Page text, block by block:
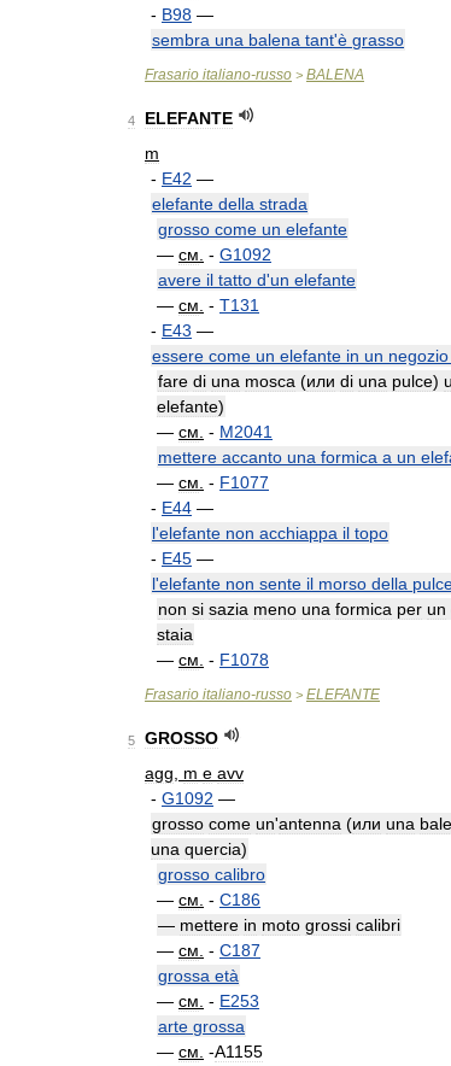
- B98 —
sembra una balena tant'è grasso
Frasario italiano-russo > BALENA
4
ELEFANTE
m
- E42 —
elefante della strada
grosso come un elefante
— см - G1092
avere il tatto d'un elefante
— см - T131
- E43 —
essere come un elefante in un negozio
fare di una mosca (или di una pulce)
elefante)
— см - M2041
mettere accanto una formica a un
— см - F1077
- E44 —
l'elefante non acchiappa il topo
- E45 —
l'elefante non sente il morso della
non si sazia meno una formica per un
staia
— см - F1078
Frasario italiano-russo > ELEFANTE
5
GROSSO
agg
m e avv
- G1092 —
grosso come un'antenna (или una
una quercia)
grosso calibro
— см - C186
— mettere in moto grossi calibri
— см - C187
grossa età
— см - E253
arte grossa
— см -A1155